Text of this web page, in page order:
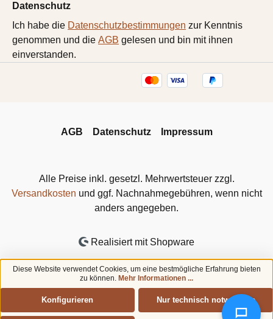
Datenschutz
Ich habe die Datenschutzbestimmungen zur Kenntnis
genommen und die AGB gelesen und bin mit ihnen
einverstanden.
AGB Datenschutz Impressum
Alle Preise inkl. gesetzl. Mehrwertsteuer zzgl.
Versandkosten und ggf. Nachnahmegebühren, wenn nicht
anders angegeben.
Realisiert mit Shopware
Diese Website verwendet Cookies, um eine bestmögliche Erfahrung bieten
zu können. Mehr Informationen ...
Nur technisch notwendige
Konfigurieren